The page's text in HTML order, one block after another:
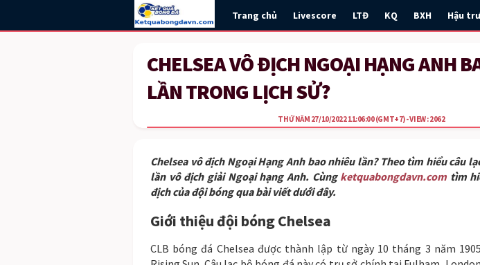
Trang chủ Livescore LTĐ KQ BXH Hậu
CHELSEA VÔ ĐỊCH NGOẠI HẠNG ANH
LẦN TRONG LỊCH SỬ?
THỨ NĂM 27/10/2022 11:06:00(GMT+7)- VIEW : 2062
Chelsea vô địch Ngoại Hạng Anh bao nhiêu lần? Theo tìm hiểu câu
lần vô địch giải Ngoại hạng Anh. Cùng ketquabongdavn.com tìm
địch của đội bóng qua bài viết dưới đây.
Giới thiệu đội bóng Chelsea
CLB bóng đá Chelsea được thành lập từ ngày 10 tháng 3 năm